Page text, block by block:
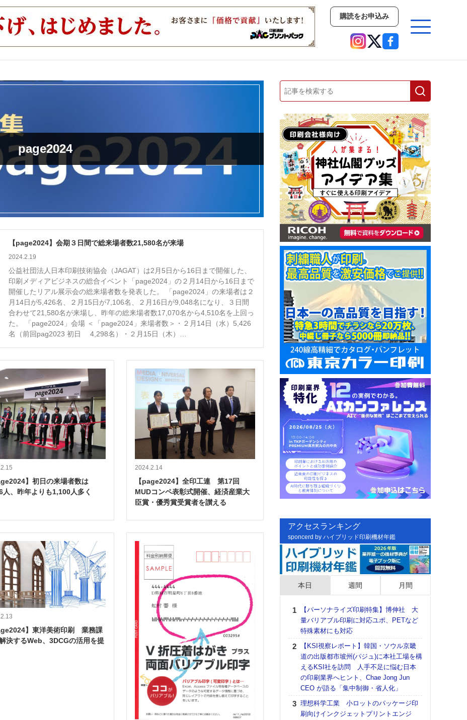
購読をお申込み
印刷通販 ポストプレス ビジネス イベント 信用情報 市場・統計 人事・移転・異動・訃報
アで勝負！ ～多様なビジネス・多彩な商材～ 中古印刷機・製本機特集
2022 検査・校正特集
リシー お問い合わせ
page2024
【page2024】会期３日間で総来場者数21,580名が来場
2024.2.19
公益社団法人日本印刷技術協会（JAGAT）は2月5日から16日まで開催した、
印刷メディアビジネスの総合イベント「page2024」の２月14日から16日まで
開催したリアル展示会の総来場者数を発表した。 「page2024」の来場者は２
月14日が5,426名、２月15日が7,106名、２月16日が9,048名になり、３日間
合わせて21,580名が来場し、昨年の総来場者数17,070名から4,510名を上回っ
た。 「page2024」会場 ＜「page2024」来場者数＞・２月14日（水）5,426
名（前回pag2023 初日 4,298名）・２月15日（木）…
】初日の来場者数は
人、昨年よりも1,100人多く
【page2024】全印工連 第17回
MUDコンペ表彰式開催、経済産業大
臣賞・優秀賞受賞者を讃える
2024.2.14
】東洋美術印刷 業務課
決するWeb、3DCGの活用を提
アクセスランキング
sponcerd by ハイブリッド印刷機材年鑑
本日 週間 月間
【パーソナライズ印刷特集】博伸社 大
量バリアブル印刷に対応ユポ、PETなど
特殊素材にも対応
【KSI視察レポート】韓国・ソウル京畿
道の出版都市坡州(パジュ)に本社工場を構
えるKSI社を訪問 人手不足に悩む日本
の印刷業界へヒント、Chae Jong Jun
CEO が語る「集中制御・省人化」
理想科学工業 小ロットのパッケージ印
刷向けインクジェットプリントエンジ